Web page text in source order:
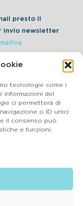
tecnologie come i
informazioni del
ci permetterà di
o ID unici
il consenso può
e funzioni.
presto il
invio newsletter
– 602533 – Capitale
i.v. –